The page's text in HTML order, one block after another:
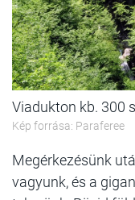
Viadukton kb. 300
Kép forrása: Paraferee
Megérkezésünk
vagyunk, és a